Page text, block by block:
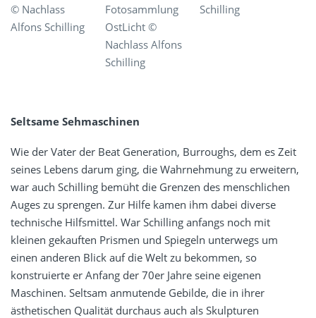
© Nachlass
Alfons Schilling
Fotosammlung
OstLicht ©
Nachlass Alfons
Schilling
Schilling
Seltsame Sehmaschinen
Wie der Vater der Beat Generation, Burroughs, dem es Zeit
seines Lebens darum ging, die Wahrnehmung zu erweitern,
war auch Schilling bemüht die Grenzen des menschlichen
Auges zu sprengen. Zur Hilfe kamen ihm dabei diverse
technische Hilfsmittel. War Schilling anfangs noch mit
kleinen gekauften Prismen und Spiegeln unterwegs um
einen anderen Blick auf die Welt zu bekommen, so
konstruierte er Anfang der 70er Jahre seine eigenen
Maschinen. Seltsam anmutende Gebilde, die in ihrer
ästhetischen Qualität durchaus auch als Skulpturen